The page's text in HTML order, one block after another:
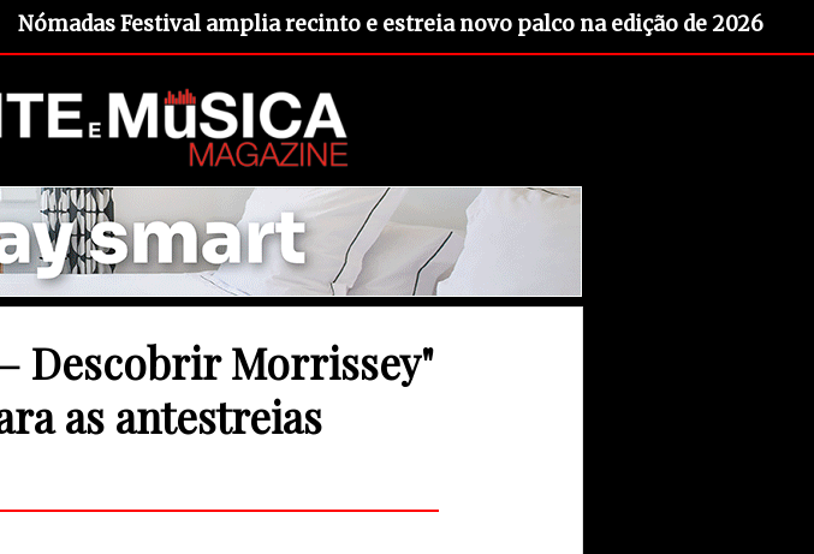
Nómadas Festival amplia recinto e estreia novo palco na edição de 2026
Descobrir Morrissey"
as antestreias